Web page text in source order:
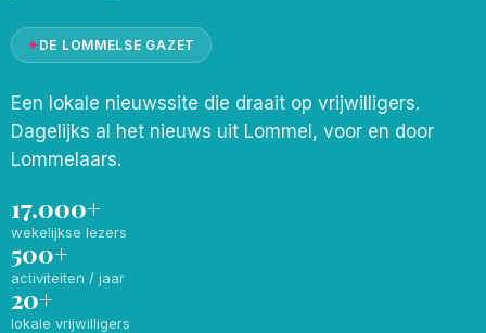
✦DE LOMMELSE GAZET
Een lokale nieuwssite die draait op vrijwilligers.
Dagelijks al het nieuws uit Lommel, voor en door
Lommelaars.
17.000+
wekelijkse lezers
500+
activiteiten / jaar
20+
lokale vrijwilligers